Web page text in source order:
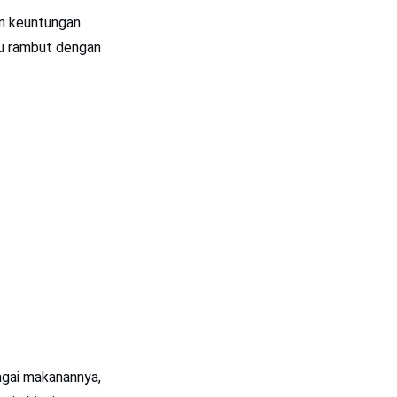
keuntungan
rambut dengan
makanannya,